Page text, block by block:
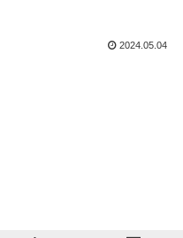
2024.05.04